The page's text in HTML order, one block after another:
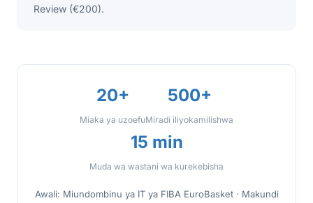
Review (€200).
20+
Miaka ya uzoefu
500+
Miradi iliyokamilishwa
15 min
Muda wa wastani wa kurekebisha
Awali: Miundombinu ya IT ya FIBA EuroBasket · Makundi